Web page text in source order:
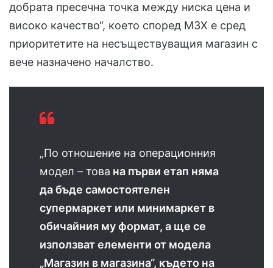
добрата пресечна точка между ниска цена и
високо качество“, което според МЗХ е сред
приоритетите на несъществуващия магазин с
вече назначено началство.
„По отношение на операционния
модел – това на първи етап няма
да бъде самостоятелен
супермаркет или минимаркет в
обичайния му формат, а ще се
използват елементи от модела
„Магазин в магазина“, където на